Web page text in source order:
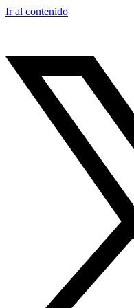
Ir al contenido